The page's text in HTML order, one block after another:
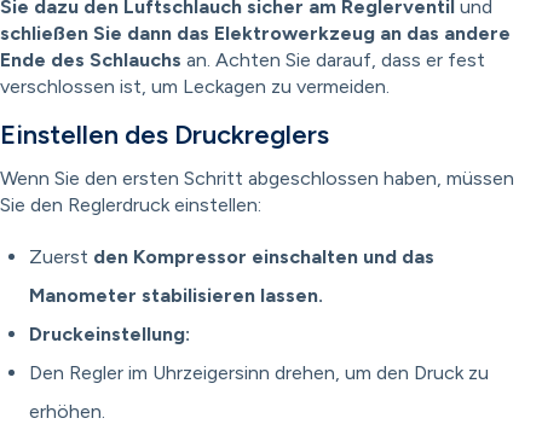
Sie dazu den Luftschlauch sicher am Reglerventil und
schließen Sie dann das Elektrowerkzeug an das andere
Ende des Schlauchs an. Achten Sie darauf, dass er fest
verschlossen ist, um Leckagen zu vermeiden.
Einstellen des Druckreglers
Wenn Sie den ersten Schritt abgeschlossen haben, müssen
Sie den Reglerdruck einstellen:
Zuerst den Kompressor einschalten und das
Manometer stabilisieren lassen.
Druckeinstellung:
Den Regler im Uhrzeigersinn drehen, um den Druck zu
erhöhen.